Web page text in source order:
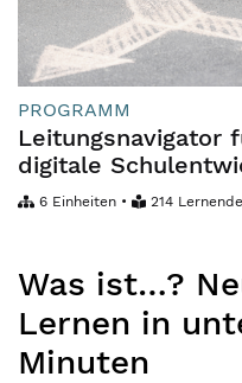
PROGRAMM
Leitungsnavigator
digitale
6 Einheiten • 214 Lernende
Was ist…?
Lernen in
Minuten